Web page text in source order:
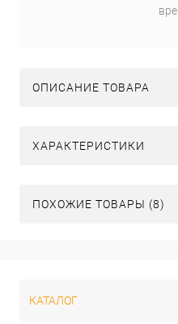
ОПИСАНИЕ ТОВАРА
ХАРАКТЕРИСТИКИ
ПОХОЖИЕ ТОВАРЫ (8)
КАТАЛОГ